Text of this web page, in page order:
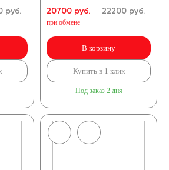
руб. 20700 руб.
при обмене
22200руб.
В корзину
Купить в 1 клик
Под заказ 2 дня